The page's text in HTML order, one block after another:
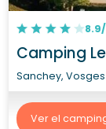
Camping
Sanchey, Vosges
Ver el